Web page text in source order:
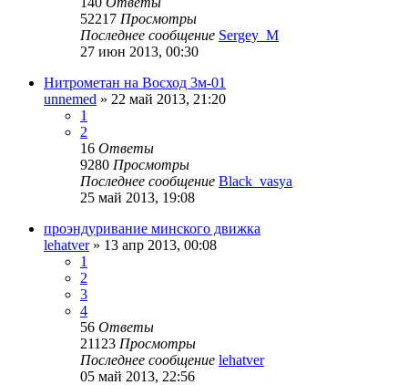
52217 Просмотры
Последнее сообщение Sergey_M
27 июн 2013, 00:30
Нитрометан на Восход 3м-01
unnemed » 22 май 2013, 21:20
1
2
16 Ответы
9280 Просмотры
Последнее сообщение Black_vasya
25 май 2013, 19:08
проэндуривание минского движка
lehatver» 13 апр 2013, 00:08
1
2
3
4
56 Ответы
21123 Просмотры
Последнее сообщение lehatver
05 май 2013, 22:56